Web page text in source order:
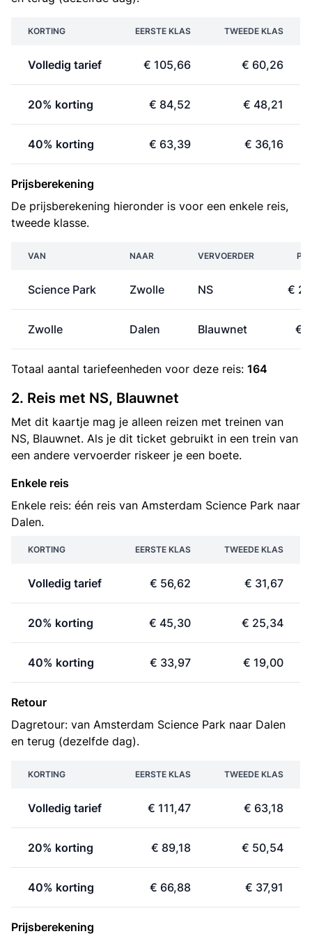
KORTING EERSTE KLAS TWEEDE KLAS
Volledig tarief € 105,66 € 60,26
20% korting € 84,52 € 48,21
40% korting € 63,39 € 36,16
Prijsberekening
De prijsberekening hieronder is voor een enkele reis,
tweede klasse.
VAN NAAR VERVOERDER
Science Park Zwolle NS €
Zwolle Dalen Blauwnet €
Totaal aantal tariefeenheden voor deze reis: 164
2. Reis met NS, Blauwnet
Met dit kaartje mag je alleen reizen met treinen van
NS, Blauwnet. Als je dit ticket gebruikt in een trein van
een andere vervoerder riskeer je een boete.
Enkele reis
Enkele reis: één reis van Amsterdam Science Park naar
Dalen.
KORTING EERSTE KLAS TWEEDE KLAS
Volledig tarief € 56,62 € 31,67
20% korting € 45,30 € 25,34
40% korting € 33,97 € 19,00
Retour
Dagretour: van Amsterdam Science Park naar Dalen
en terug (dezelfde dag).
KORTING EERSTE KLAS TWEEDE KLAS
Volledig tarief € 111,47 € 63,18
20% korting € 89,18 € 50,54
40% korting € 66,88 € 37,91
Prijsberekening